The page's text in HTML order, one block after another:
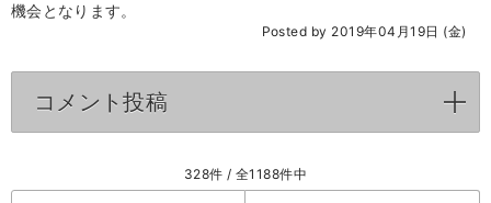
機会となります。
Posted by 2019年04月19日 (金)
コメント投稿
328件 / 全1188件中